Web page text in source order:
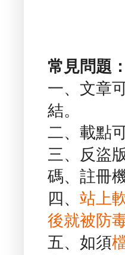
常見問題：
一、文章
結。
二、載點
三、反盜
碼、註冊
四、 站上
後就被防
五、如須